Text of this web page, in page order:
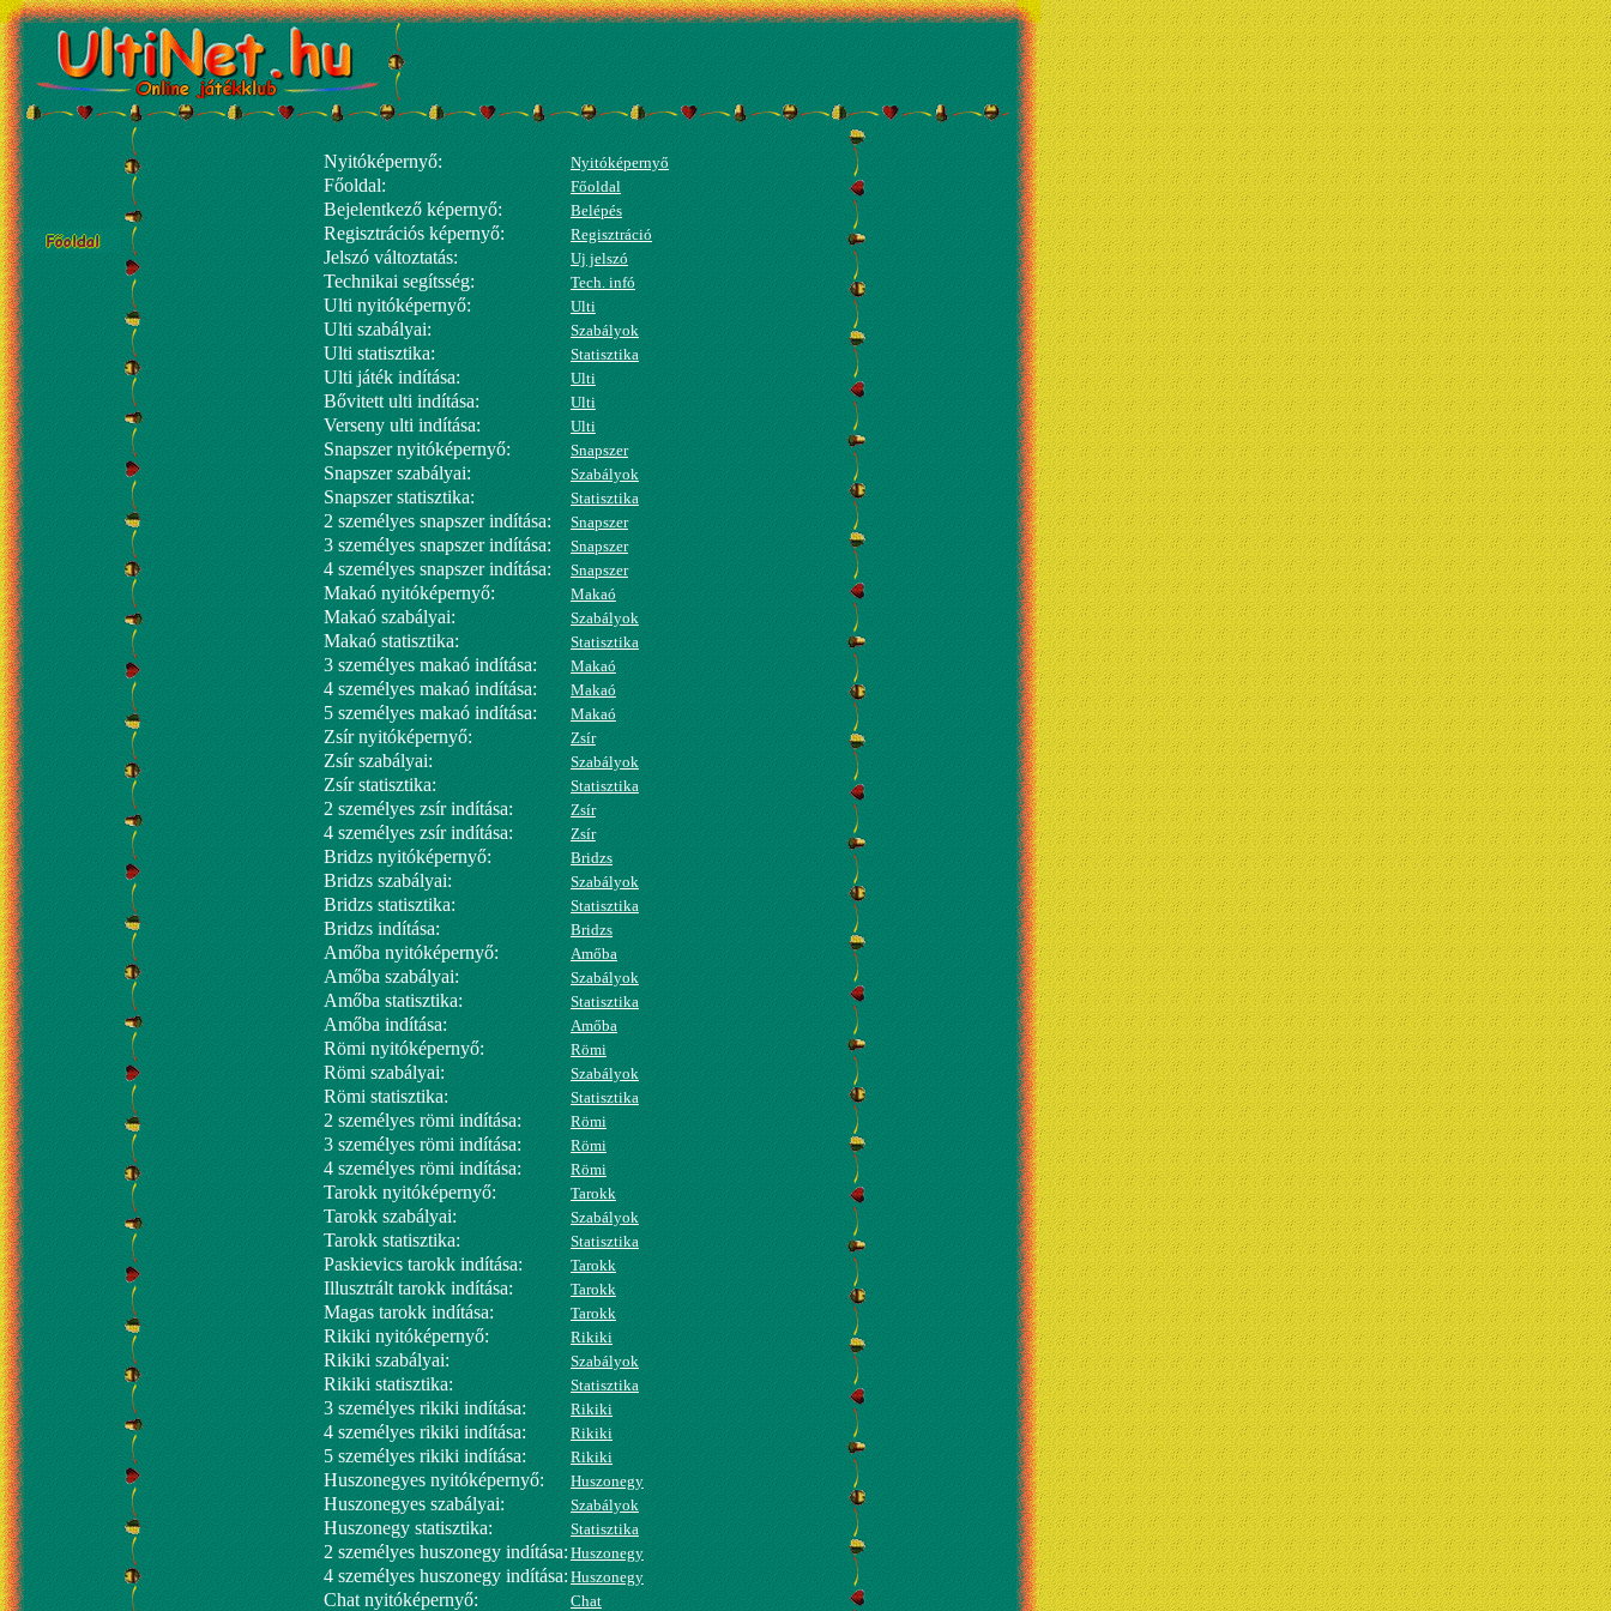
Nyitóképernyő: Nyitóképernyő
Főoldal: Főoldal
Bejelentkező képernyő: Belépés
Regisztrációs képernyő: Regisztráció
Jelszó változtatás: Uj jelszó
Technikai segítsség: Tech. infó
Ulti nyitóképernyő: Ulti
Ulti szabályai: Szabályok
Ulti statisztika: Statisztika
Ulti játék indítása: Ulti
Bővitett ulti indítása: Ulti
Verseny ulti indítása: Ulti
Snapszer nyitóképernyő: Snapszer
Snapszer szabályai: Szabályok
Snapszer statisztika: Statisztika
2 személyes snapszer indítása: Snapszer
3 személyes snapszer indítása: Snapszer
4 személyes snapszer indítása: Snapszer
Makaó nyitóképernyő: Makaó
Makaó szabályai: Szabályok
Makaó statisztika: Statisztika
3 személyes makaó indítása: Makaó
4 személyes makaó indítása: Makaó
5 személyes makaó indítása: Makaó
Zsír nyitóképernyő: Zsír
Zsír szabályai: Szabályok
Zsír statisztika: Statisztika
2 személyes zsír indítása: Zsír
4 személyes zsír indítása: Zsír
Bridzs nyitóképernyő: Bridzs
Bridzs szabályai: Szabályok
Bridzs statisztika: Statisztika
Bridzs indítása: Bridzs
Amőba nyitóképernyő: Amőba
Amőba szabályai: Szabályok
Amőba statisztika: Statisztika
Amőba indítása: Amőba
Römi nyitóképernyő: Römi
Römi szabályai: Szabályok
Römi statisztika: Statisztika
2 személyes römi indítása: Römi
3 személyes römi indítása: Römi
4 személyes römi indítása: Römi
Tarokk nyitóképernyő: Tarokk
Tarokk szabályai: Szabályok
Tarokk statisztika: Statisztika
Paskievics tarokk indítása: Tarokk
Illusztrált tarokk indítása: Tarokk
Magas tarokk indítása: Tarokk
Rikiki nyitóképernyő: Rikiki
Rikiki szabályai: Szabályok
Rikiki statisztika: Statisztika
3 személyes rikiki indítása: Rikiki
4 személyes rikiki indítása: Rikiki
5 személyes rikiki indítása: Rikiki
Huszonegyes nyitóképernyő: Huszonegy
Huszonegyes szabályai: Szabályok
Huszonegy statisztika: Statisztika
2 személyes huszonegy indítása:Huszonegy
4 személyes huszonegy indítása:Huszonegy
Chat nyitóképernyő: Chat